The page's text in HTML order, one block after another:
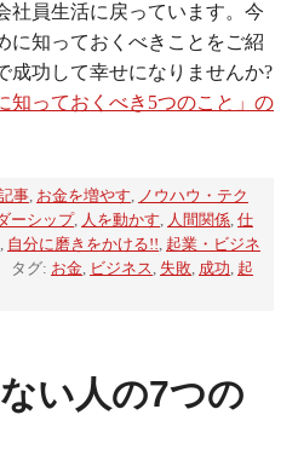
社員生活に戻っています。今
に知っておくべきことをご紹
成功して幸せになりませんか?
知っておくべき5つのこと」の
事, お金を増やす, ノウハウ・テク
ーシップ, 人を動かす, 人間関係, 仕
, 自分に磨きをかける!!, 起業・ビジネ
タグ: お金, ビジネス, 失敗, 成功, 起
い人の7つの